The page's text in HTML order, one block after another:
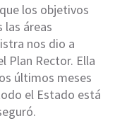
los objetivos
las áreas
nos dio a
Plan Rector. Ella
últimos meses
el Estado está